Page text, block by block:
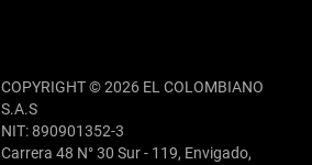
COPYRIGHT © 2026 EL COLOMBIANO
S.A.S
NIT: 890901352-3
Carrera 48 N° 30 Sur - 119, Envigado,